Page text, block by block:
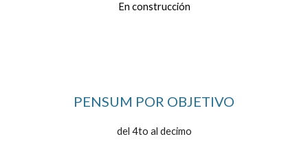
En construcción
PENSUM POR OBJETIVO
del 4to al decimo